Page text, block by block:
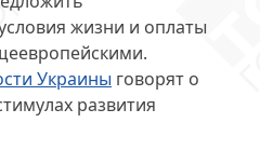
жизни и оплаты
Украины говорят о
развития